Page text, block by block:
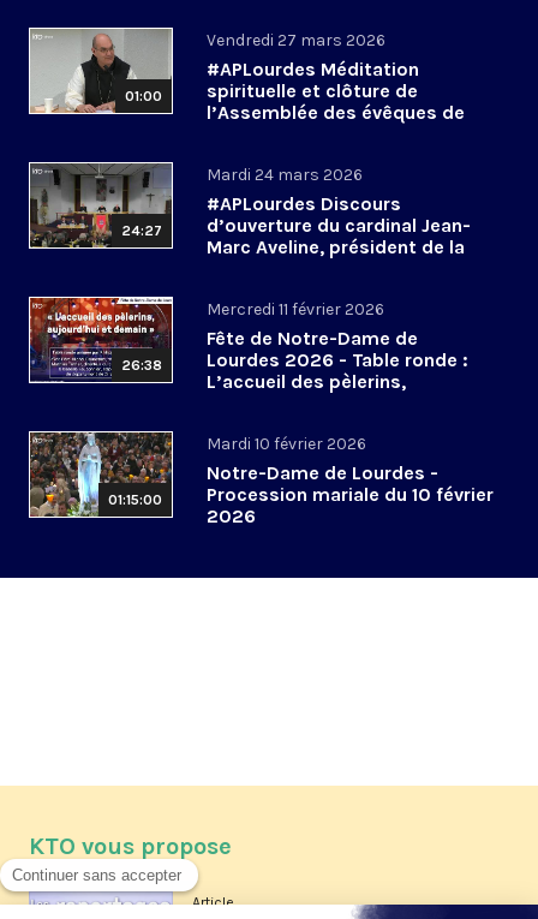
01:00
Vendredi 27 mars 2026
#APLourdes Méditation
spirituelle et clôture de
l’Assemblée des évêques de
24:27
Mardi 24 mars 2026
#APLourdes Discours
d’ouverture du cardinal Jean-
Marc Aveline, président de la
26:38
Mercredi 11 février 2026
Fête de Notre-Dame de
Lourdes 2026 - Table ronde :
L’accueil des pèlerins,
01:15:00
Mardi 10 février 2026
Notre-Dame de Lourdes -
Procession mariale du 10 février
2026
KTO vous propose
Article